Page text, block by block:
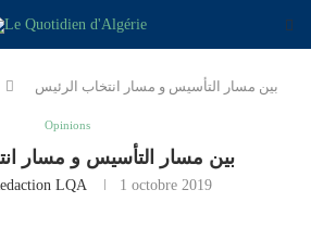
بين مسار التأسيس و مسار انتخاب الرئيس
Opinions
بين مسار التأسيس و مسار
LQA 1 octobre 2019